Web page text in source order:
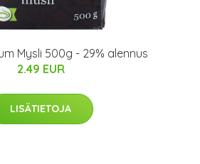
Mysli 500g - 29% alennus
2.49 EUR
LISÄTIETOJA